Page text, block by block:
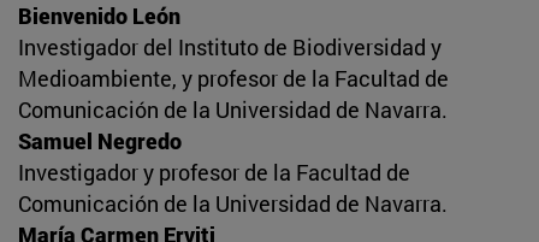
Bienvenido León
Investigador del Instituto de Biodiversidad y
Medioambiente, y profesor de la Facultad de
Comunicación de la Universidad de Navarra.
Samuel Negredo
Investigador y profesor de la Facultad de
Comunicación de la Universidad de Navarra.
María Carmen Erviti